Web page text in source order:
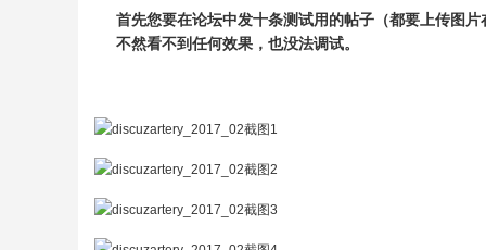
首先您要在论坛中发十条测试用的帖子（都要上传图片
不然看不到任何效果，也没法调试。